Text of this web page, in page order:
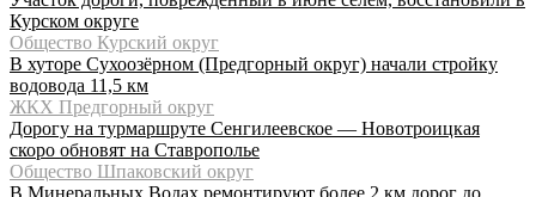
Курском округе
Общество Курский округ
В хуторе Сухоозёрном (Предгорный округ) начали стройку
водовода 11,5 км
ЖКХ Предгорный округ
Дорогу на турмаршруте Сенгилеевское — Новотроицкая
скоро обновят на Ставрополье
Общество Шпаковский округ
В Минеральных Водах ремонтируют более 2 км дорог до